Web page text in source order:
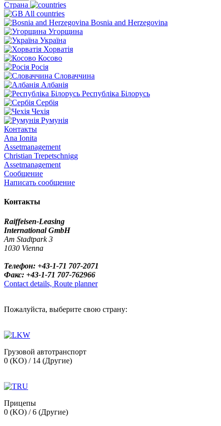
Страна
All countries
Bosnia and Herzegovina
Угорщина
Україна
Хорватія
Косово
Росія
Словаччина
Албанія
Республіка Білорусь
Сербія
Чехія
Румунія
Контакты
Ana Ionita
Assetmanagement
Christian Trepetschnigg
Assetmanagement
Сообщение
Написать сообщение
Контакты
Raiffeisen-Leasing
International GmbH
Am Stadtpark 3
1030 Vienna
Телефон: +43-1-71 707-2071
Факс: +43-1-71 707-762966
Contact details, Route planner
Пожалуйста, выберите свою страну:
Грузовой автотранспорт
0 (KO) / 14 (Другие)
Прицепы
0 (KO) / 6 (Другие)